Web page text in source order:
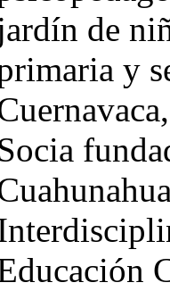
de
y